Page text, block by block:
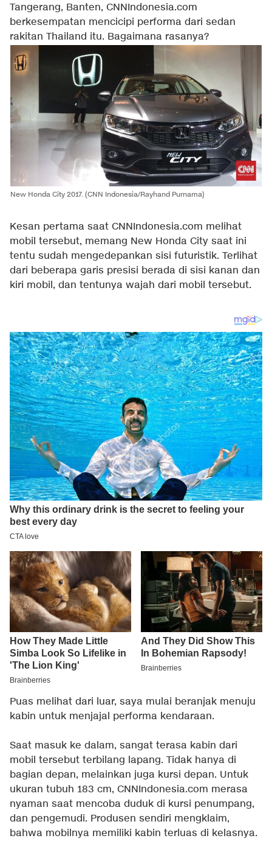
Tangerang, Banten, CNNIndonesia.com
berkesempatan mencicipi performa dari sedan
rakitan Thailand itu. Bagaimana rasanya?
New Honda City 2017. (CNN Indonesia/Rayhand Purnama)
Kesan pertama saat CNNIndonesia.com melihat
mobil tersebut, memang New Honda City saat ini
tentu sudah mengedepankan sisi futuristik. Terlihat
dari beberapa garis presisi berada di sisi kanan dan
kiri mobil, dan tentunya wajah dari mobil tersebut.
Puas melihat dari luar, saya mulai beranjak menuju
kabin untuk menjajal performa kendaraan.
Saat masuk ke dalam, sangat terasa kabin dari
mobil tersebut terbilang lapang. Tidak hanya di
bagian depan, melainkan juga kursi depan. Untuk
ukuran tubuh 183 cm, CNNIndonesia.com merasa
nyaman saat mencoba duduk di kursi penumpang,
dan pengemudi. Produsen sendiri mengklaim,
bahwa mobilnya memiliki kabin terluas di kelasnya.